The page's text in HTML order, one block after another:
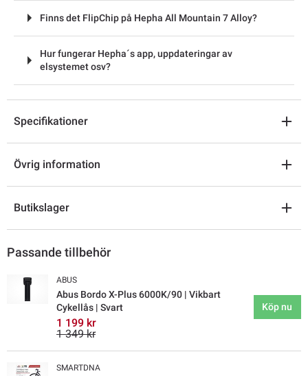
Finns det FlipChip på Hepha All Mountain 7 Alloy?
Hur fungerar Hepha´s app, uppdateringar av
elsystemet osv?
Specifikationer
Övrig information
Butikslager
Passande tillbehör
ABUS
Abus Bordo X-Plus 6000K/90 | Vikbart
Cykellås | Svart
1 199 kr
1 349 kr
Köp nu
SMARTDNA